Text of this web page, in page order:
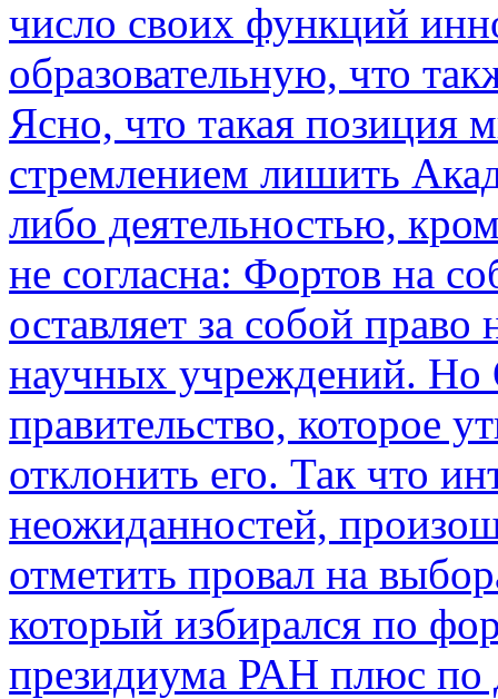
число своих функций
образовательную, что
Ясно, что такая позиция
стремлением лишить
либо деятельностью,
не согласна: Фортов на
оставляет за собой
научных учреждений. Но
правительство, которое
отклонить его. Так что
неожиданностей,
отметить провал на
который избирался по
президиума РАН плюс по